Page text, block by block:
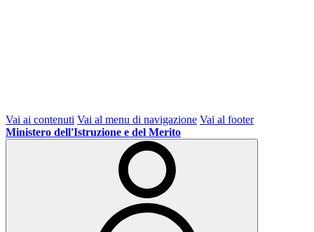
Vai ai contenuti Vai al menu di navigazione Vai al footer
Ministero dell'Istruzione e del Merito